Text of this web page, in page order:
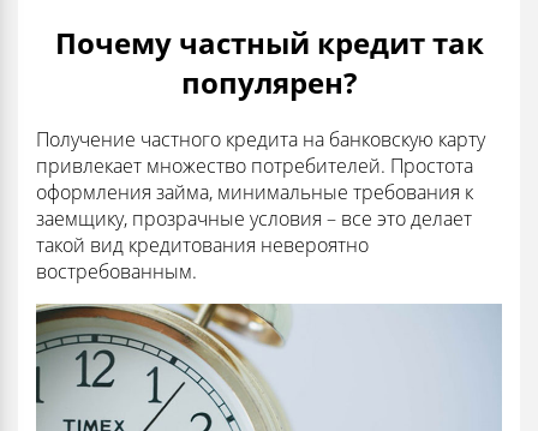
Почему частный кредит так
популярен?
Получение частного кредита на банковскую карту
привлекает множество потребителей. Простота
оформления займа, минимальные требования к
заемщику, прозрачные условия – все это делает
такой вид кредитования невероятно
востребованным.